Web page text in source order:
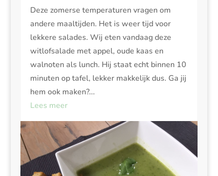
Deze zomerse temperaturen vragen om
andere maaltijden. Het is weer tijd voor
lekkere salades. Wij eten vandaag deze
witlofsalade met appel, oude kaas en
walnoten als lunch. Hij staat echt binnen 10
minuten op tafel, lekker makkelijk dus. Ga jij
hem ook maken?...
Lees meer